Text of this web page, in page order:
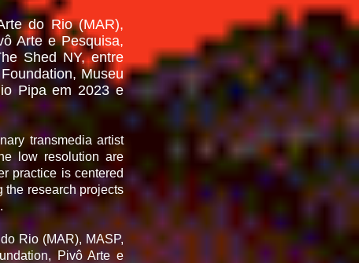
do Rio (MAR),
Arte e Pesquisa,
Shed NY, entre
Museu
Pipa em 2023 e
transmedia artist
low resolution are
practice is centered
the research projects
Rio (MAR), MASP,
Pivô Arte e